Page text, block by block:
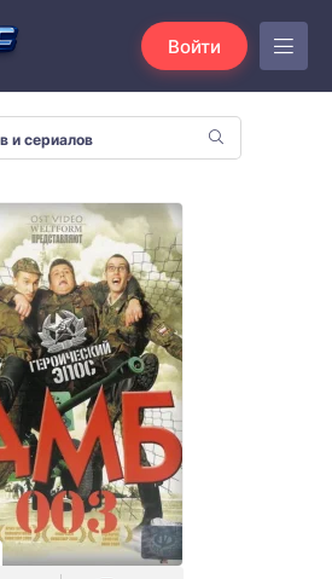
Войти